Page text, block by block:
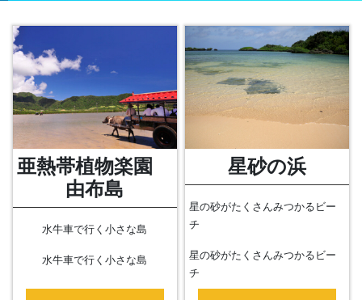
亜熱帯植物楽園
由布島
水牛車で行く小さな島
水牛車で行く小さな島
星砂の浜
星の砂がたくさんみつかるビー
チ
星の砂がたくさんみつかるビー
チ